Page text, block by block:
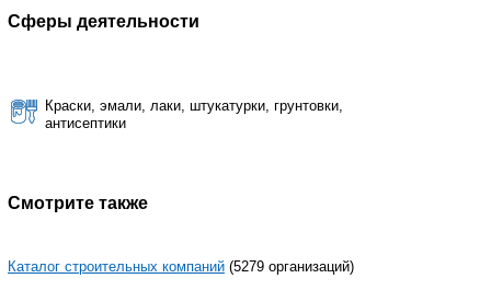
Сферы деятельности
Краски, эмали, лаки, штукатурки, грунтовки,
антисептики
Смотрите также
Каталог строительных компаний (5279 организаций)